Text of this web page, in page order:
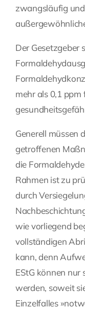
zwangsläufig
Der Gesetzgeber
mehr als 0,1
Generell müssen
getroffenen
die
Rahmen ist zu
durch
wie vorliegend
vollständigen
kann, denn
EStG können nur
werden, soweit
Einzelfalles